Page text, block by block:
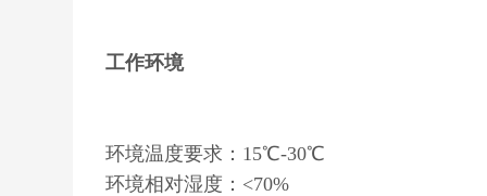
工作环境
环境温度要求：15℃-30℃
环境相对湿度：<70%